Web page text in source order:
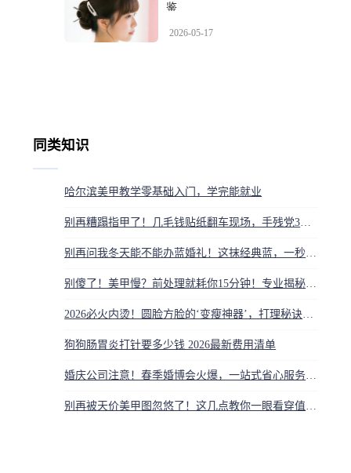
鉴
2026-05-17
同类知识
哈尔滨美甲教学零基础入门，学完能就业
狗狗肠胃炎打针要多少钱 2026最新费用清单